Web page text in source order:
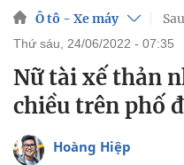
Ô tô - Xe máy
thứ sáu, 24/06/2022 - 07:35
Nữ tài xế thản
chiều trên phố
Hoàng Hiệp